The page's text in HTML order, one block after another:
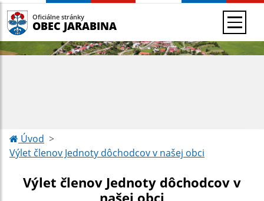
Oficiálne stránky
OBEC JARABINA
Úvod
Výlet členov Jednoty dôchodcov v našej obci
Výlet členov Jednoty dôchodcov v